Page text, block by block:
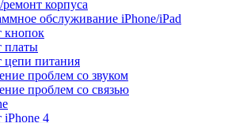
корпуса
обслуживание iPhone/iPad
кнопок
платы
цепи питания
проблем со звуком
проблем со связью
iPhone 4